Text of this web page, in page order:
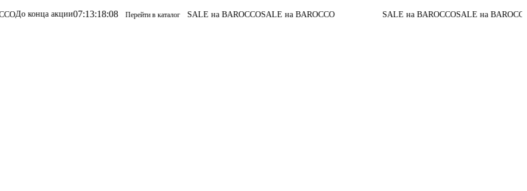
акции07:13:18:08 Перейти в каталог SALE на BAROCCOSALE на BAROCCO SALE на BAROCCOSALE на BAROCCOДо конца